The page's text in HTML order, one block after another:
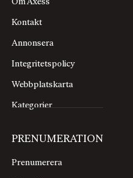
Om Axess
Kontakt
Annonsera
Integritetspolicy
Webbplatskarta
Kategorier
PRENUMERATION
Prenumerera